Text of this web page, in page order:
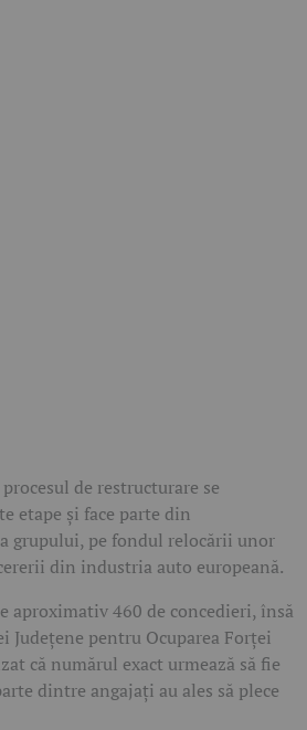
de restructurare se
etape și face parte din
grupului, pe fondul relocării unor
din industria auto europeană.
aproximativ 460 de concedieri, însă
Județene pentru Ocuparea Forței
că numărul exact urmează să fie
dintre angajați au ales să plece